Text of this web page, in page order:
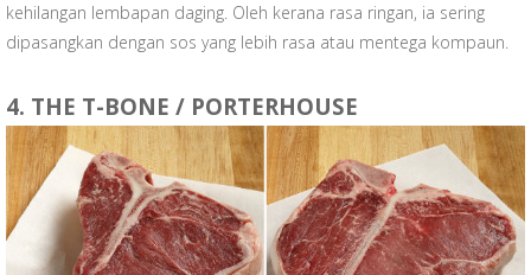
kehilangan lembapan daging. Oleh kerana rasa ringan, ia sering
dipasangkan dengan sos yang lebih rasa atau mentega kompaun.
4. THE T-BONE / PORTERHOUSE